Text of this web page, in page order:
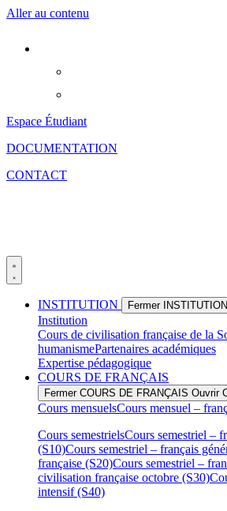
Aller au contenu
Espace Étudiant
DOCUMENTATION
CONTACT
INSTITUTION Fermer INSTITUTION
Institution
Cours de civilisation française de la
humanismePartenaires académiques
Expertise pédagogique
COURS DE FRANÇAIS
Fermer COURS DE FRANÇAIS Ouvrir
Cours mensuelsCours mensuel –
Cours semestrielsCours semestriel –
(S10)Cours semestriel – français
française (S20)Cours semestriel –
civilisation française octobre (S30)
intensif (S40)